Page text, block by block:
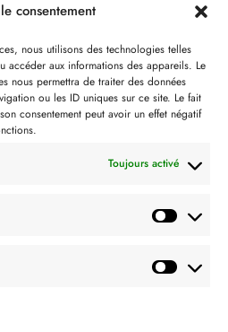
consentement
nous utilisons des technologies telles
accéder aux informations des appareils. Le
nous permettra de traiter des données
ou les ID uniques sur ce site. Le fait
consentement peut avoir un effet négatif
Toujours activé